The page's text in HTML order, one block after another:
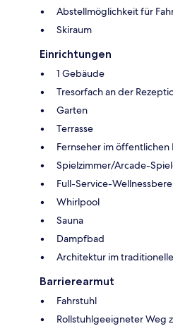
Abstellmöglichkeit für
Skiraum
Einrichtungen
1 Gebäude
Tresorfach an der
Garten
Terrasse
Fernseher im öffentlichen
Spielzimmer/Arcade-
Full-Service-
Whirlpool
Sauna
Dampfbad
Architektur im
Barrierearmut
Fahrstuhl
Rollstuhlgeeigneter Weg